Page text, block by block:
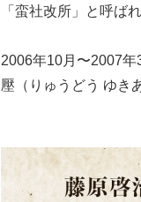
「蛮社改所」と呼ば
2006年10月〜2007
壓（りゅうどう ゆき